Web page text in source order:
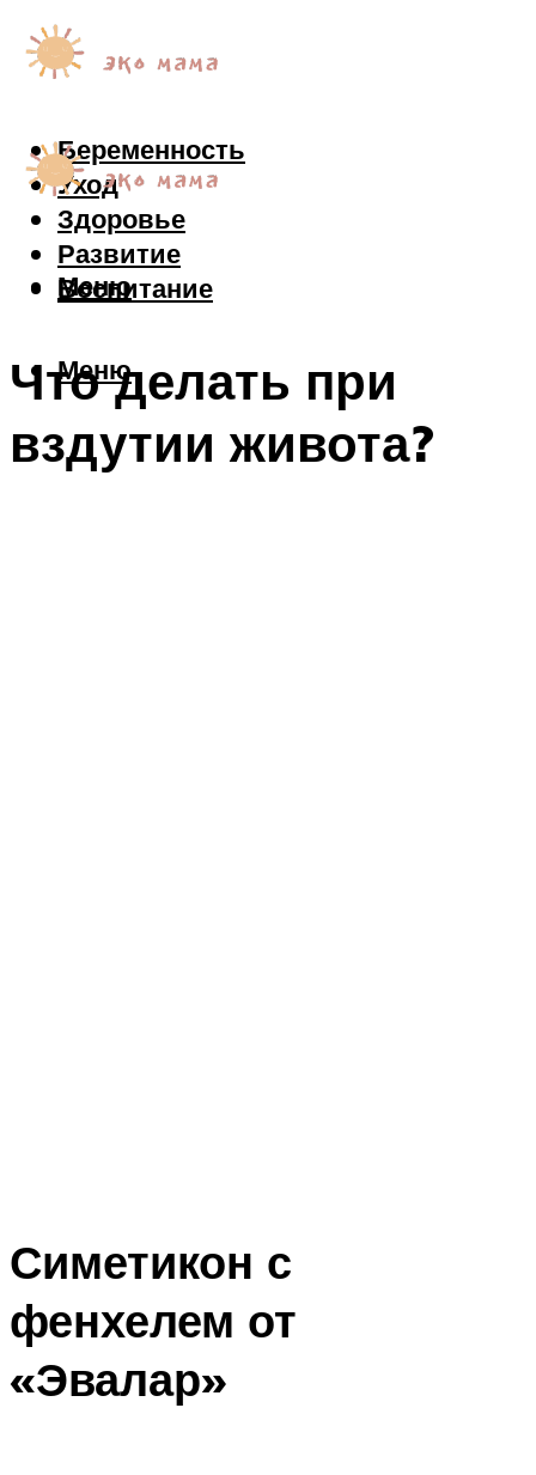
Беременность
Уход
Здоровье
Развитие
Воспитание
Меню
Меню
Что делать при
вздутии живота?
Симетикон с
фенхелем от
«Эвалар»